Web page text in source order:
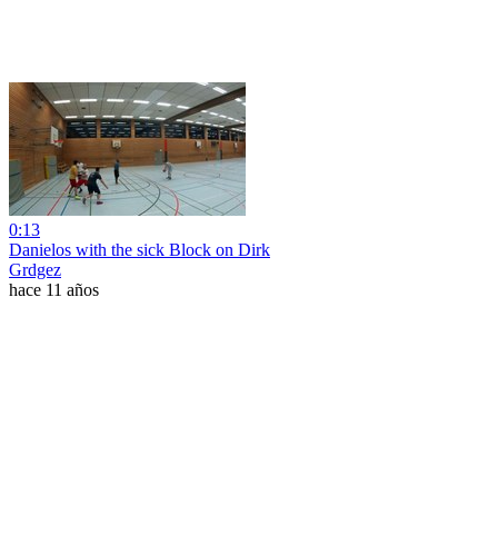
0:13
Danielos with the sick Block on Dirk
Grdgez
hace 11 años